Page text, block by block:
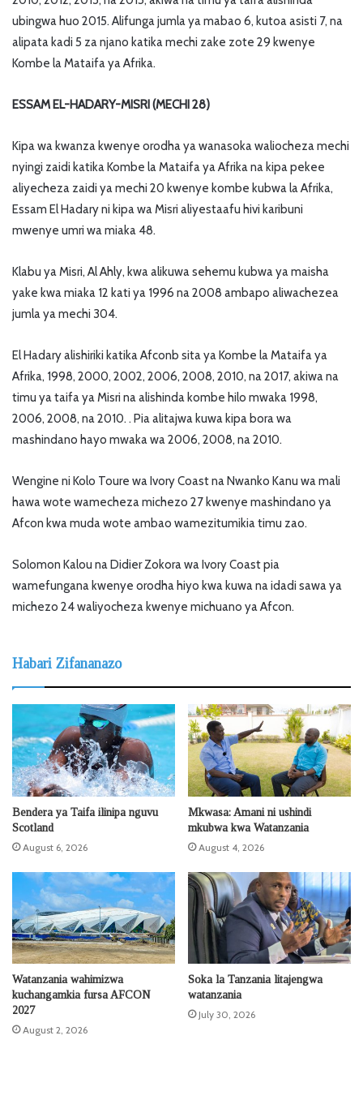
ubingwa huo 2015. Alifunga jumla ya mabao 6, kutoa asisti 7, na
alipata kadi 5 za njano katika mechi zake zote 29 kwenye
Kombe la Mataifa ya Afrika.
ESSAM EL-HADARY-MISRI (MECHI 28)
Kipa wa kwanza kwenye orodha ya wanasoka waliocheza mechi
nyingi zaidi katika Kombe la Mataifa ya Afrika na kipa pekee
aliyecheza zaidi ya mechi 20 kwenye kombe kubwa la Afrika,
Essam El Hadary ni kipa wa Misri aliyestaafu hivi karibuni
mwenye umri wa miaka 48.
Klabu ya Misri, Al Ahly, kwa alikuwa sehemu kubwa ya maisha
yake kwa miaka 12 kati ya 1996 na 2008 ambapo aliwachezea
jumla ya mechi 304.
El Hadary alishiriki katika Afconb sita ya Kombe la Mataifa ya
Afrika, 1998, 2000, 2002, 2006, 2008, 2010, na 2017, akiwa na
timu ya taifa ya Misri na alishinda kombe hilo mwaka 1998,
2006, 2008, na 2010. . Pia alitajwa kuwa kipa bora wa
mashindano hayo mwaka wa 2006, 2008, na 2010.
Wengine ni Kolo Toure wa Ivory Coast na Nwanko Kanu wa mali
hawa wote wamecheza michezo 27 kwenye mashindano ya
Afcon kwa muda wote ambao wamezitumikia timu zao.
Solomon Kalou na Didier Zokora wa Ivory Coast pia
wamefungana kwenye orodha hiyo kwa kuwa na idadi sawa ya
michezo 24 waliyocheza kwenye michuano ya Afcon.
Habari Zifananazo
Bendera ya Taifa ilinipa nguvu
Scotland
August 6, 2026
Mkwasa: Amani ni ushindi
mkubwa kwa Watanzania
August 4, 2026
Watanzania wahimizwa
kuchangamkia fursa AFCON
2027
August 2, 2026
Soka la Tanzania litajengwa
watanzania
July 30, 2026